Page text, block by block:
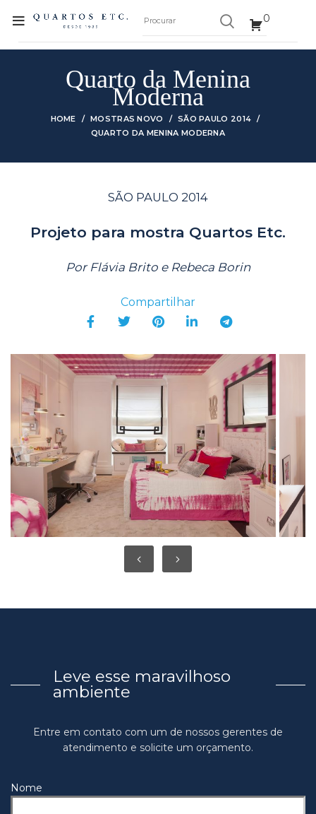
0
Quarto da Menina
Moderna
HOME MOSTRAS NOVO
SÃO PAULO 2014
QUARTO DA MENINA MODERNA
SÃO PAULO 2014
Projeto para mostra Quartos Etc.
Por Flávia Brito e Rebeca Borin
Leve esse maravilhoso
ambiente
Entre em contato com um de nossos gerentes de
atendimento e solicite um orçamento.
Nome